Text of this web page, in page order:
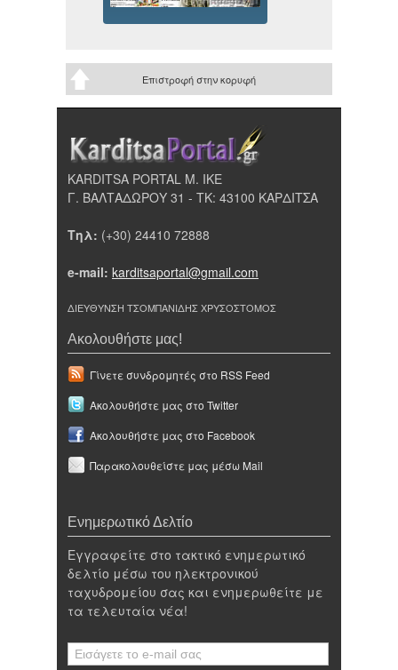
Επιστροφή στην κορυφή
KARDITSA PORTAL Μ. ΙΚΕ
Γ. ΒΑΛΤΑΔΩΡΟΥ 31 - ΤΚ: 43100 ΚΑΡΔΙΤΣΑ
Τηλ: (+30) 24410 72888
e-mail: karditsaportal@gmail.com
ΔΙΕΥΘΥΝΣΗ ΤΣΟΜΠΑΝΙΔΗΣ ΧΡΥΣΟΣΤΟΜΟΣ
Ακολουθήστε μας!
Γίνετε συνδρομητές στο RSS Feed
Ακολουθήστε μας στο Twitter
Ακολουθήστε μας στο Facebook
Παρακολουθείστε μας μέσω Mail
Ενημερωτικό Δελτίο
Εγγραφείτε στο τακτικό ενημερωτικό
δελτίο μέσω του ηλεκτρονικού
ταχυδρομείου σας και ενημερωθείτε με
τα τελευταία νέα!